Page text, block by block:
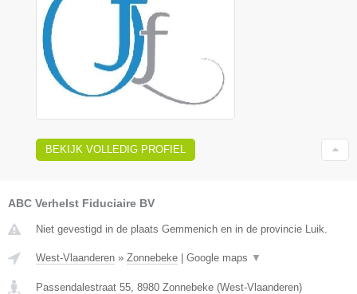
BEKIJK VOLLEDIG PROFIEL
ABC Verhelst Fiduciaire BV
Niet gevestigd in de plaats Gemmenich en in de provincie Luik.
West-Vlaanderen » Zonnebeke Google maps ▼
Passendalestraat 55 8980 Zonnebeke (West-Vlaanderen)